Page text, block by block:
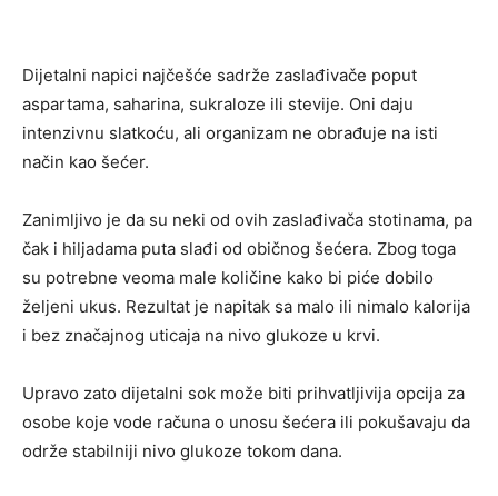
Dijetalni napici najčešće sadrže zaslađivače poput
aspartama, saharina, sukraloze ili stevije. Oni daju
intenzivnu slatkoću, ali organizam ne obrađuje na isti
način kao šećer.
Zanimljivo je da su neki od ovih zaslađivača stotinama, pa
čak i hiljadama puta slađi od običnog šećera. Zbog toga
su potrebne veoma male količine kako bi piće dobilo
željeni ukus. Rezultat je napitak sa malo ili nimalo kalorija
i bez značajnog uticaja na nivo glukoze u krvi.
Upravo zato dijetalni sok može biti prihvatljivija opcija za
osobe koje vode računa o unosu šećera ili pokušavaju da
održe stabilniji nivo glukoze tokom dana.